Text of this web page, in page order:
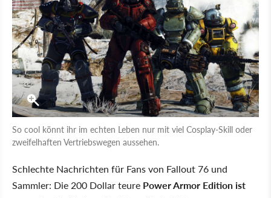
So cool könnt ihr im echten Leben nur mit viel Cosplay-Skill oder
zweifelhaften Vertriebswegen aussehen.
Schlechte Nachrichten für Fans von Fallout 76 und
Sammler: Die 200 Dollar teure Power Armor Edition ist